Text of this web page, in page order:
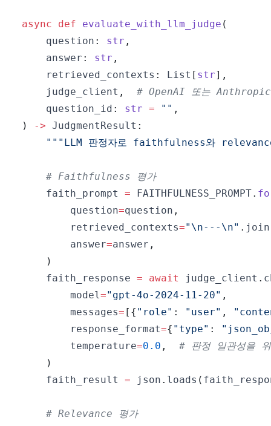
async def evaluate_with_llm_judge (
    question
: str ,
    answer
: str ,
    retrieved_contexts
: List [ str] ,
    judge_client
,
# OpenAI 또는 Anthropic
    question_id
: str = "" ,
)
-> JudgmentResult :
"""LLM 판정자로 faithfulness와
# Faithfulness 평가
    faith_prompt
= FAITHFULNESS_PROMPT.
        question
=question ,
        retrieved_contexts
="\n---\n" . join
        answer
=answer ,
)
    faith_response
= await judge_client .
        model
="gpt-4o-2024-11-20" ,
        messages
= [ { "role" : "user" ,
        response_format
={ "type" :
        temperature
=0.0 ,
# 판정 일관성을
)
    faith_result
= json . loads (
# Relevance 평가